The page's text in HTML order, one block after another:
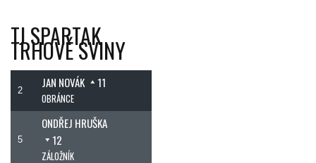
TJ SPARTAK
TRHOVÉ SVINY
2
JAN NOVÁK 11
OBRÁNCE
5
ONDŘEJ HRUŠKA
12
ZÁLOŽNÍK